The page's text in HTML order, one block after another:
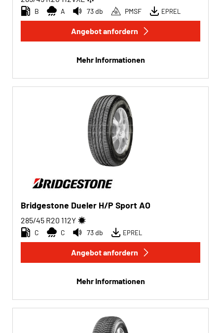
B A 73 db PMSF EPREL
Angebot anfordern
Mehr Informationen
Bridgestone Dueler H/P Sport AO
285/45 R20 112Y
C C 73 db EPREL
Angebot anfordern
Mehr Informationen